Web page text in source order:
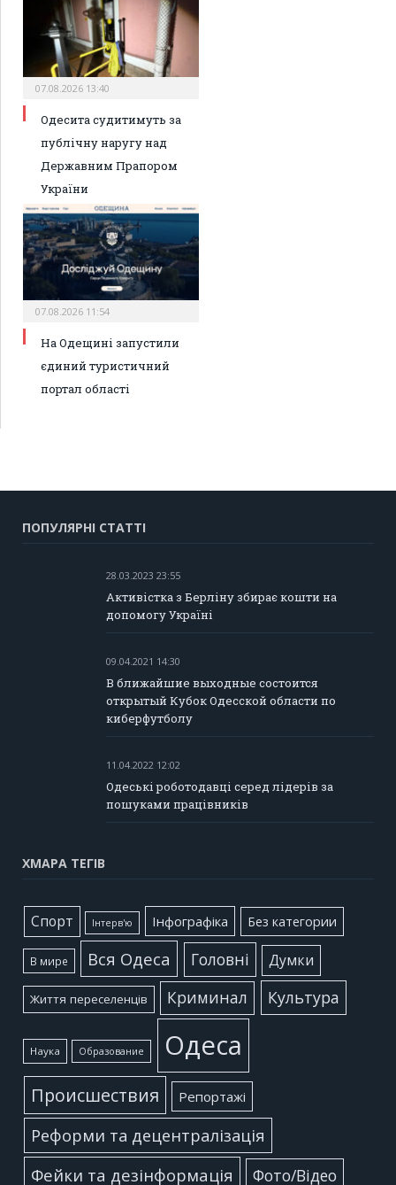
07.08.2026 13:40
Одесита судитимуть за
публічну наругу над
Державним Прапором
України
07.08.2026 11:54
На Одещині запустили
єдиний туристичний
портал області
ПОПУЛЯРНІ СТАТТІ
28.03.2023 23:55
Активістка з Берліну збирає кошти на
допомогу Україні
09.04.2021 14:30
В ближайшие выходные состоится
открытый Кубок Одесской области по
киберфутболу
11.04.2022 12:02
Одеські роботодавці серед лідерів за
пошуками працівників
ХМАРА ТЕГІВ
Cпорт Інтерв'ю Інфографіка Без категории
В мире Вся Одеса Головні Думки
Життя переселенців Криминал Культура
Наука Образование Одеса
Происшествия Репортажі
Реформи та децентралізація
Фейки та дезінформація
Фото/Відео